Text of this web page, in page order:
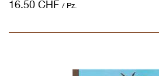
16.50 CHF / Pz.